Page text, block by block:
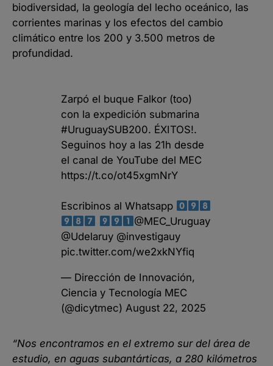
biodiversidad, la geología del lecho oceánico, las
corrientes marinas y los efectos del cambio
climático entre los 200 y 3.500 metros de
profundidad.
Zarpó el buque Falkor (too)
con la expedición submarina
#UruguaySUB200. ÉXITOS!.
Seguinos hoy a las 21h desde
el canal de YouTube del MEC
https://t.co/ot45xgmNrY
Escribinos al Whatsapp
@MEC_Uruguay
@Udelaruy @investigauy
pic.twitter.com/we2xkNYfiq
— Dirección de Innovación,
Ciencia y Tecnología MEC
(@dicytmec) August 22, 2025
“Nos encontramos en el extremo sur del área de
estudio, en aguas subantárticas, a 280 kilómetros